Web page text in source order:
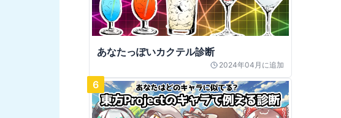
あなたっぽいカクテル診断
2024年04月 に追加
6